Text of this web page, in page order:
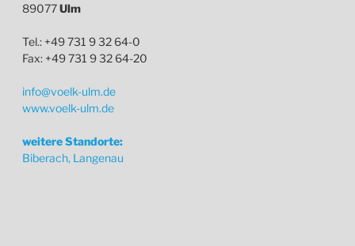
89077Ulm
Tel.: +49 731 9 32 64-0
Fax: +49 731 9 32 64-20
info@voelk-ulm.de
www.voelk-ulm.de
weitere Standorte:
Biberach, Langenau